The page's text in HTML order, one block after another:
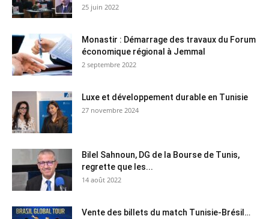
25 juin 2022
Monastir : Démarrage des travaux du Forum
économique régional à Jemmal
2 septembre 2022
Luxe et développement durable en Tunisie
27 novembre 2024
Bilel Sahnoun, DG de la Bourse de Tunis,
regrette que les...
14 août 2022
Vente des billets du match Tunisie-Brésil…